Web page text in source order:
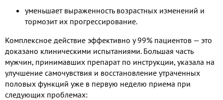
уменьшает выраженность возрастных изменений и
тормозит их прогрессирование.
Комплексное действие эффективно у 99% пациентов — это
доказано клиническими испытаниями. Большая часть
мужчин, принимавших препарат по инструкции, указала на
улучшение самочувствия и восстановление утраченных
половых функций уже в первую неделю приема при
следующих проблемах: